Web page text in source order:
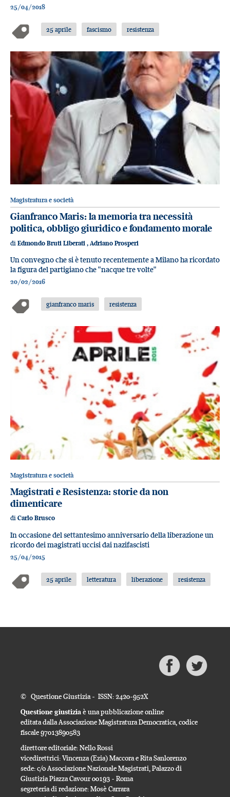
25/04/2018
25 aprile fascismo resistenza
Magistratura e società
Gianfranco Maris: la memoria tra necessità
politica, obbligo giuridico e fondamento morale
di Edmondo Bruti Liberati , Adriano Prosperi
Un convegno che si è tenuto recentemente a Milano ha ricordato
la figura del partigiano che "nacque tre volte"
20/02/2016
gianfranco maris resistenza
Magistratura e società
Magistrati e Resistenza: storie da non
dimenticare
di Carlo Brusco
In occasione del settantesimo anniversario della liberazione un
ricordo dei magistrati uccisi dai nazifascisti
25/04/2015
25 aprile letteratura liberazione resistenza
© Questione Giustizia - ISSN: 2420-952X
Questione giustiziaè una pubblicazione online
editata dalla Associazione Magistratura Democratica, codice
fiscale 97013890583
direttore editoriale: Nello Rossi
vicedirettrici: Vincenza (Ezia) Maccora e Rita Sanlorenzo
sede: c/o Associazione Nazionale Magistrati, Palazzo di
Giustizia Piazza Cavour 00193 - Roma
segreteria di redazione: Mosè Carrara